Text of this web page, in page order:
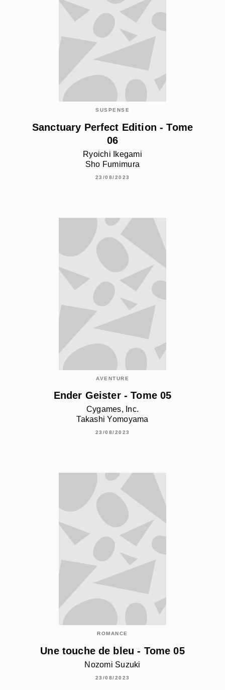
SUSPENSE
Sanctuary Perfect Edition - Tome
06
Ryoichi Ikegami
Sho Fumimura
23/08/2023
AVENTURE
Ender Geister - Tome 05
Cygames, Inc.
Takashi Yomoyama
23/08/2023
ROMANCE
Une touche de bleu - Tome 05
Nozomi Suzuki
23/08/2023